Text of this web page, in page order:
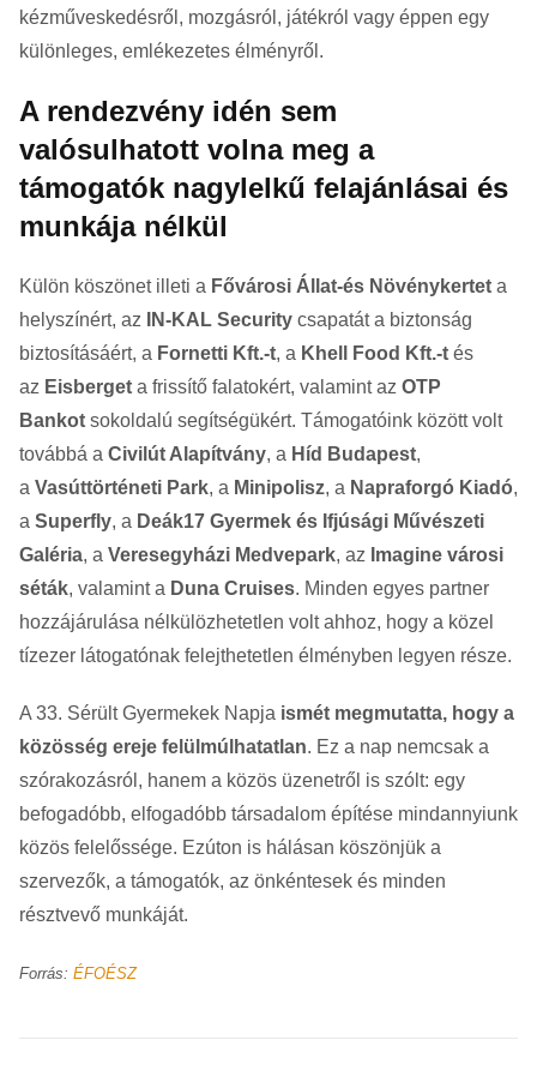
kézműveskedésről, mozgásról, játékról vagy éppen egy
különleges, emlékezetes élményről.
A rendezvény idén sem
valósulhatott volna meg a
támogatók nagylelkű felajánlásai és
munkája nélkül
Külön köszönet illeti a Fővárosi Állat-és Növénykertet a
helyszínért, az
IN-KAL Security csapatát a biztonság
biztosításáért, a Fornetti Kft.-t, a Khell Food Kft.-t és
az Eisberget a frissítő falatokért, valamint az OTP
Bankot sokoldalú segítségükért. Támogatóink között volt
továbbá a Civilút Alapítvány, a Híd Budapest,
a Vasúttörténeti Park, a Minipolisz, a Napraforgó Kiadó,
a Superfly, a Deák17 Gyermek és Ifjúsági Művészeti
Galéria, a Veresegyházi Medvepark, az Imagine városi
séták, valamint a Duna Cruises. Minden egyes partner
hozzájárulása nélkülözhetetlen volt ahhoz, hogy a közel
tízezer látogatónak felejthetetlen élményben legyen része.
A 33. Sérült Gyermekek Napja ismét megmutatta, hogy a
közösség ereje felülmúlhatatlan. Ez a nap nemcsak a
szórakozásról, hanem a közös üzenetről is szólt: egy
befogadóbb, elfogadóbb társadalom építése mindannyiunk
közös felelőssége. Ezúton is hálásan köszönjük a
szervezők, a támogatók, az önkéntesek és minden
résztvevő munkáját.
Forrás: ÉFOÉSZ